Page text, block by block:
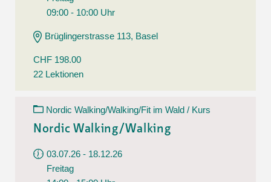
09:00 - 10:00 Uhr
Brüglingerstrasse 113, Basel
CHF 198.00
22 Lektionen
Nordic Walking/Walking/Fit im Wald / Kurs
Nordic Walking/Walking
03.07.26 - 18.12.26
Freitag